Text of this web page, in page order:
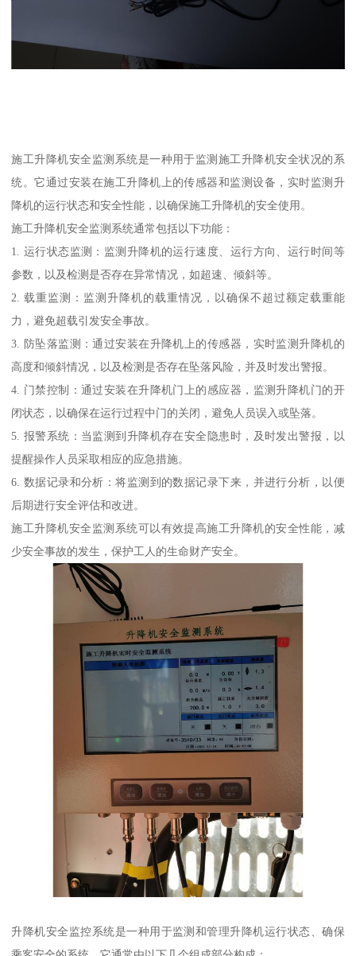
施工升降机安全监测系统是一种用于监测施工升降机安全状况的系
统。它通过安装在施工升降机上的传感器和监测设备，实时监测升
降机的运行状态和安全性能，以确保施工升降机的安全使用。
施工升降机安全监测系统通常包括以下功能：
1. 运行状态监测：监测升降机的运行速度、运行方向、运行时间等
参数，以及检测是否存在异常情况，如超速、倾斜等。
2. 载重监测：监测升降机的载重情况，以确保不超过额定载重能
力，避免超载引发安全事故。
3. 防坠落监测：通过安装在升降机上的传感器，实时监测升降机的
高度和倾斜情况，以及检测是否存在坠落风险，并及时发出警报。
4. 门禁控制：通过安装在升降机门上的感应器，监测升降机门的开
闭状态，以确保在运行过程中门的关闭，避免人员误入或坠落。
5. 报警系统：当监测到升降机存在安全隐患时，及时发出警报，以
提醒操作人员采取相应的应急措施。
6. 数据记录和分析：将监测到的数据记录下来，并进行分析，以便
后期进行安全评估和改进。
施工升降机安全监测系统可以有效提高施工升降机的安全性能，减
少安全事故的发生，保护工人的生命财产安全。
升降机安全监控系统是一种用于监测和管理升降机运行状态、确保